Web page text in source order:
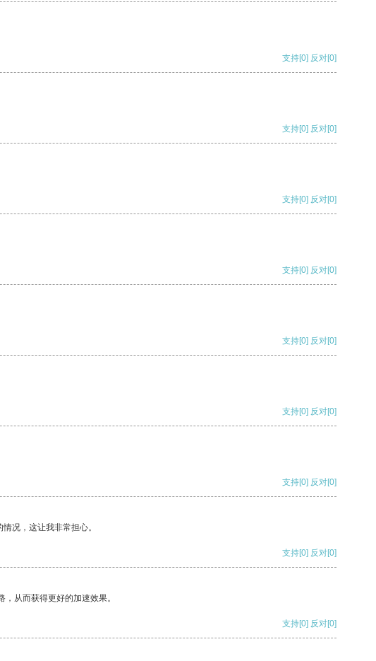
支持[0] 反对[0]
支持[0] 反对[0]
支持[0] 反对[0]
支持[0] 反对[0]
支持[0] 反对[0]
支持[0] 反对[0]
支持[0] 反对[0]
况，这让我非常担心。
支持[0] 反对[0]
从而获得更好的加速效果。
支持[0] 反对[0]